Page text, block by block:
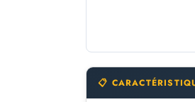
📋